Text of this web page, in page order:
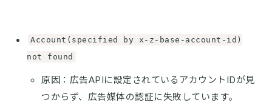
Account(specified by x-z-base-account-id)
not found
原因：広告APIに設定されているアカウントIDが見
つからず、広告媒体の認証に失敗しています。